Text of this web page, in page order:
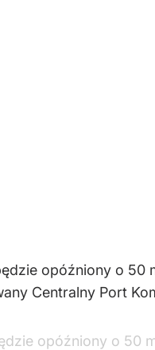
opóźniony o 50
Centralny Port
opóźniony o 50